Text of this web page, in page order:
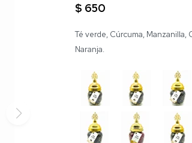
$ 650
Té verde, Cúrcuma, Manzanilla,
Naranja.